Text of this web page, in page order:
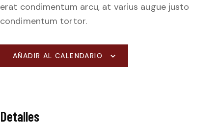
erat condimentum arcu, at varius augue justo
condimentum tortor.
AÑADIR AL CALENDARIO
Detalles